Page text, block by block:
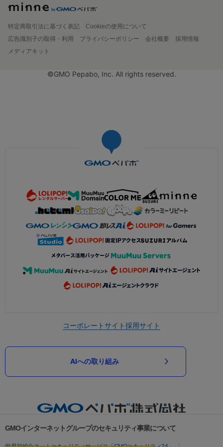
特定商取引法に基づく表記
Cookieの使用について
広告識別子の取得・利用
プライバシーポリシー 会社概要
採用情報
メディアキット
©GMO Pepabo, Inc. All rights reserved.
コーポレートサイト採用サイト
AIへの取り組み
GMOインターネットグループのセキュリティ事業について